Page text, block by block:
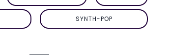
SYNTH-POP